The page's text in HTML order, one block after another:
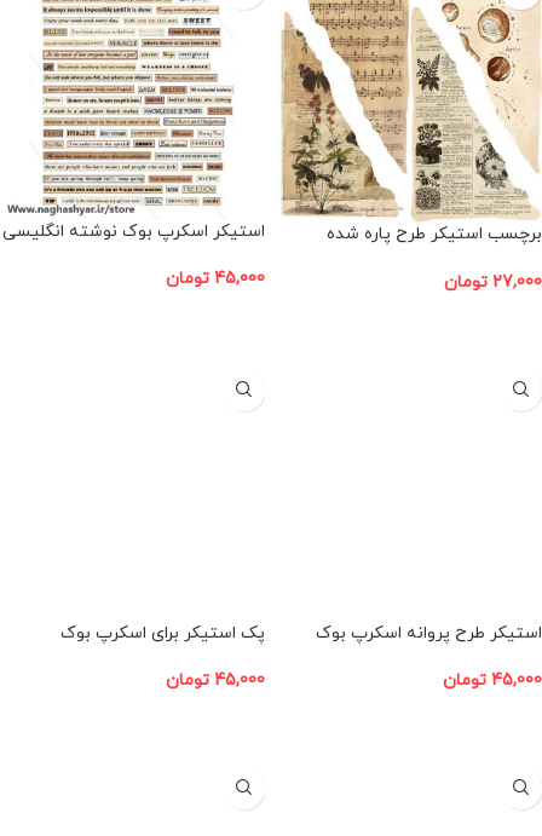
برچسب استیکر طرح پاره شده
27,000 تومان
استیکر اسکرپ بوک نوشته انگلیسی
45,000 تومان
استیکر طرح پروانه اسکرپ بوک
45,000 تومان
پک استیکر برای اسکرپ بوک
45,000 تومان